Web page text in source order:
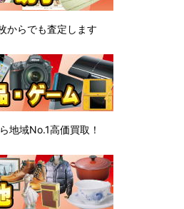
からでも査定します
地域No.1高価買取！